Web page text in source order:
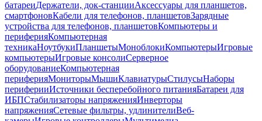
батареиДержатели, док-станцииАксессуары для планшетов,
смартфоновКабели для телефонов, планшетовЗарядные
устройства для телефонов, планшетовКомпьютеры и
периферияКомпьютерная
техникаНоутбукиПланшетыМоноблокиКомпьютерыИгровые
компьютерыИгровые консолиСерверное
оборудованиеКомпьютерная
периферияМониторыМышиКлавиатурыСтилусыНаборы
периферииИсточники бесперебойного питанияБатареи для
ИБПСтабилизаторы напряженияИнверторы
напряженияСетевые фильтры, удлинителиВеб-